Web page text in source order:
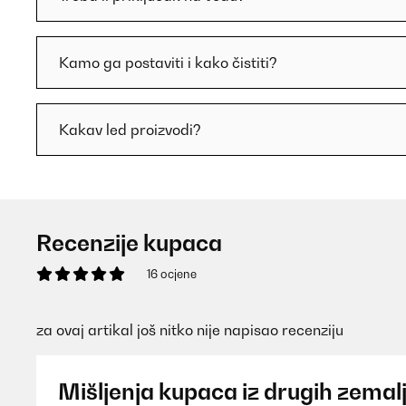
Kamo ga postaviti i kako čistiti?
Kakav led proizvodi?
Recenzije kupaca
16 ocjene
za ovaj artikal još nitko nije napisao recenziju
Mišljenja kupaca iz drugih